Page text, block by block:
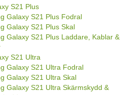
S21 Plus
Galaxy S21 Plus Fodral
Galaxy S21 Plus Skal
Galaxy S21 Plus Laddare, Kablar &
S21 Ultra
Galaxy S21 Ultra Fodral
Galaxy S21 Ultra Skal
Galaxy S21 Ultra Skärmskydd &